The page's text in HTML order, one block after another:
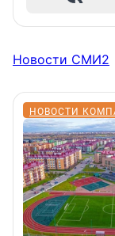
Новости СМИ2
НОВОСТИ